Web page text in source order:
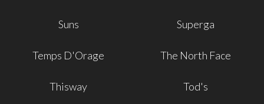
Suns Superga
Temps D'Orage The North Face
Thisway Tod's